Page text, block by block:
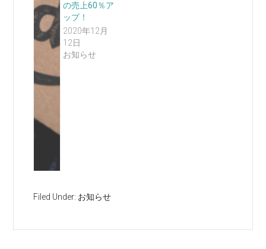
の売上60％ア
ップ！
2020年12月
12日
お知らせ
Filed Under: お知らせ